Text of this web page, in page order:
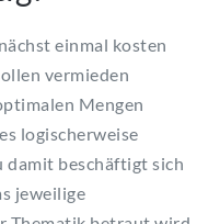
einmal kosten
vermieden
Mengen
logischerweise
damit beschäftigt sich
jeweilige